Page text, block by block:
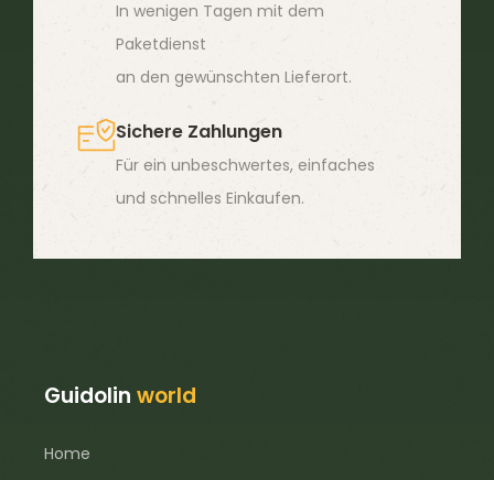
werden
In wenigen Tagen mit dem
Paketdienst
an den gewünschten Lieferort.
Sichere Zahlungen
Für ein unbeschwertes, einfaches
und schnelles Einkaufen.
Guidolinworld
Home